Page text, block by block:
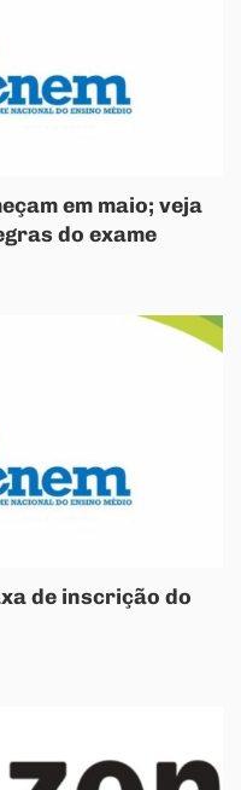
em maio; veja
do exame
de inscrição do